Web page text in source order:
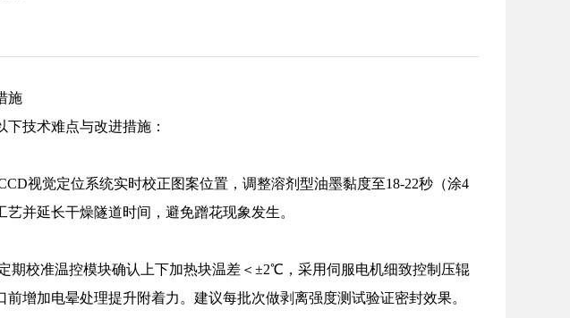
施
技术难点与改进措施：
视觉定位系统实时校正图案位置，调整溶剂型油墨黏度至18-22秒（涂4
艺并延长干燥隧道时间，避免蹭花现象发生。
期校准温控模块确认上下加热块温差＜±2℃，采用伺服电机细致控制压辊
增加电晕处理提升附着力。建议每批次做剥离强度测试验证密封效果。